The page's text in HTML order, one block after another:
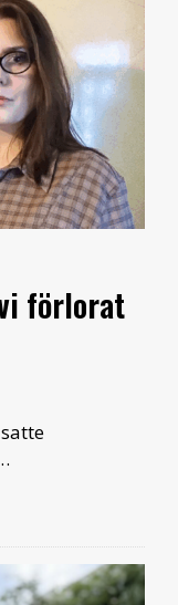
förlorat